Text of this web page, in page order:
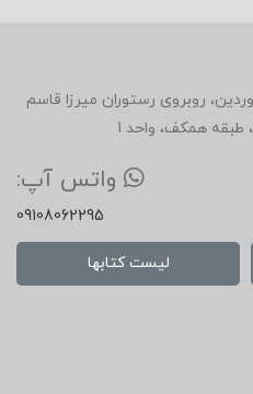
انقلاب، ابتدای خیابان 12 فروردین، روبروی رستوران میرزا قاسم
همکف، واحد 1
واتس آپ:
09108062295
لیست کتابها